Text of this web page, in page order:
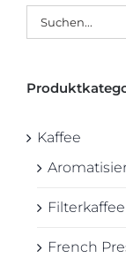
Kaffee
Filterkaffee
French